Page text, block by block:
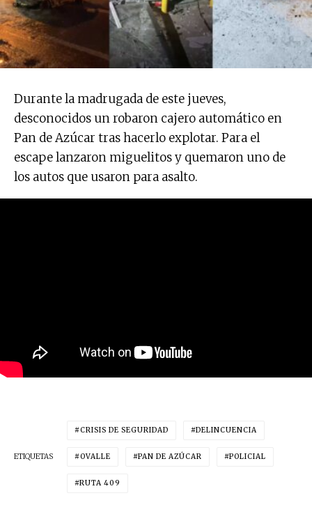
Durante la madrugada de este jueves,
desconocidos un robaron cajero automático en
Pan de Azúcar tras hacerlo explotar. Para el
escape lanzaron miguelitos y quemaron uno de
los autos que usaron para asalto.
ETIQUETAS
CRISIS DE SEGURIDAD DELINCUENCIA
OVALLE PAN DE AZÚCAR POLICIAL
RUTA 409